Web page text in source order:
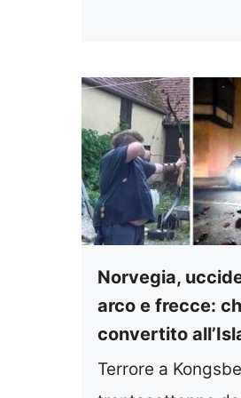
Norvegia,
arco e frecce:
convertito
Terrore a